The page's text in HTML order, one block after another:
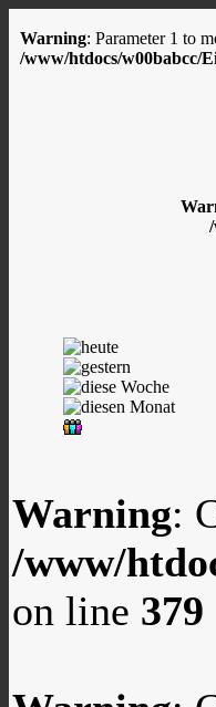
Warning: Parameter 1 to
/www/htdocs/w00babcc/
Warning:
/www/
on line 379